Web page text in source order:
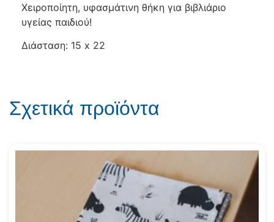
Χειροποίητη, υφασμάτινη θήκη για βιβλιάριο
υγείας παιδιού!
Διάσταση: 15 x 22
Σχετικά προϊόντα